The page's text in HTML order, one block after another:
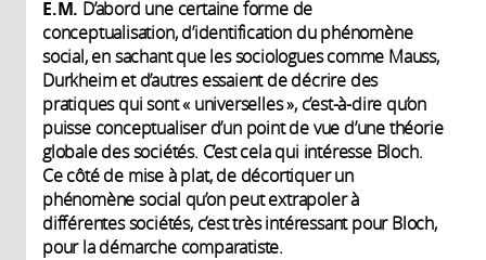
E.M. D’abord une certaine forme de
conceptualisation, d’identification du phénomène
social, en sachant que les sociologues comme Mauss,
Durkheim et d’autres essaient de décrire des
pratiques qui sont « universelles », c’est-à-dire qu’on
puisse conceptualiser d’un point de vue d’une théorie
globale des sociétés. C’est cela qui intéresse Bloch.
Ce côté de mise à plat, de décortiquer un
phénomène social qu’on peut extrapoler à
différentes sociétés, c’est très intéressant pour Bloch,
pour la démarche comparatiste.